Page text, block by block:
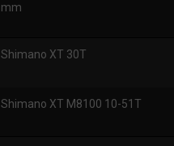
mm
Shimano XT 30T
Shimano XT M8100 10-51T